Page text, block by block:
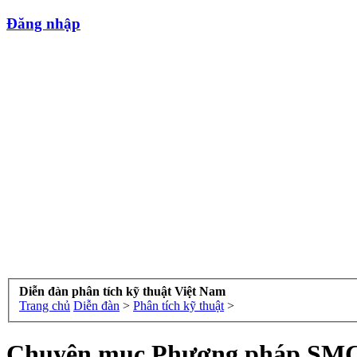
Đăng nhập
Diễn đàn phân tích kỹ thuật Việt Nam
Trang chủ Diễn đàn > Phân tích kỹ thuật >